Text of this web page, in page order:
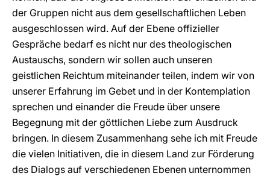
der Gruppen nicht aus dem gesellschaftlichen Leben
ausgeschlossen wird. Auf der Ebene offizieller
Gespräche bedarf es nicht nur des theologischen
Austauschs, sondern wir sollen auch unseren
geistlichen Reichtum miteinander teilen, indem wir von
unserer Erfahrung im Gebet und in der Kontemplation
sprechen und einander die Freude über unsere
Begegnung mit der göttlichen Liebe zum Ausdruck
bringen. In diesem Zusammenhang sehe ich mit Freude
die vielen Initiativen, die in diesem Land zur Förderung
des Dialogs auf verschiedenen Ebenen unternommen